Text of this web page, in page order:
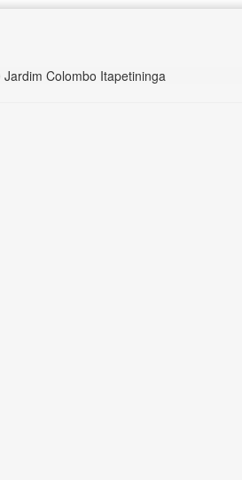
Jardim Colombo Itapetininga